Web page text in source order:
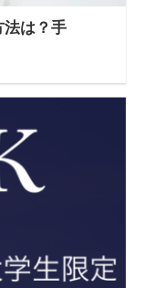
法は？手